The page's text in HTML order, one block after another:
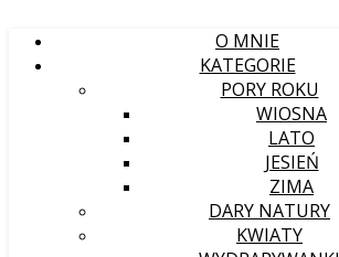
O MNIE
KATEGORIE
PORY ROKU
WIOSNA
LATO
JESIEŃ
ZIMA
DARY NATURY
KWIATY